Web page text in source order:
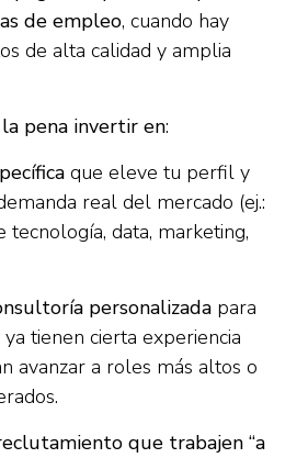
de empleo, cuando hay
de alta calidad y amplia
pena invertir en:
que eleve tu perfil y
real del mercado (ej.:
tecnología, data, marketing,
personalizada para
tienen cierta experiencia
avanzar a roles más altos o
que trabajen “a